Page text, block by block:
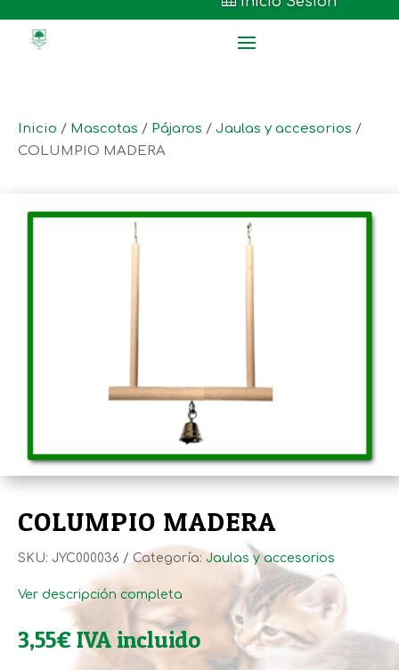
Inicio / Mascotas / Pájaros / Jaulas y accesorios /
COLUMPIO MADERA
COLUMPIO MADERA
SKU: JYC000036 Categoría: Jaulas y accesorios
Ver descripción completa
3,55€ IVA incluido